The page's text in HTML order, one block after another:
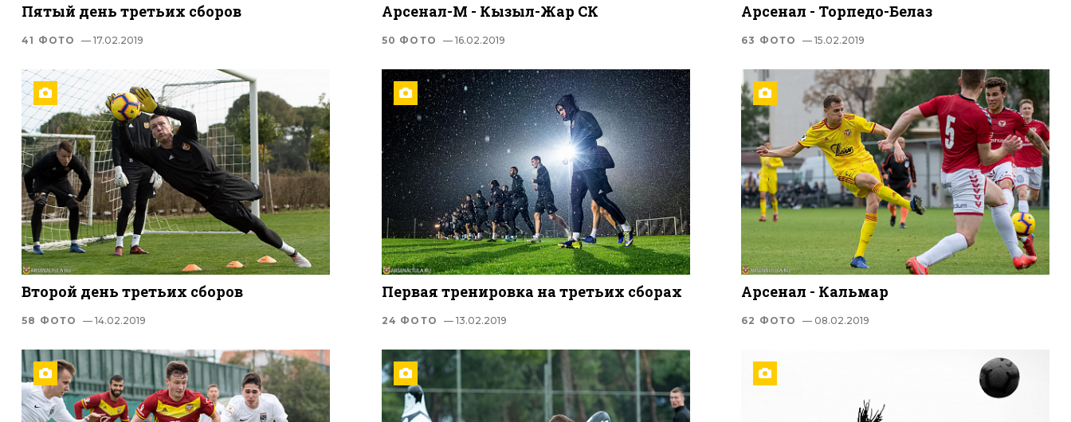
Пятый день третьих сборов
41 ФОТО — 17.02.2019
Арсенал-М - Кызыл-Жар СК
50 ФОТО — 16.02.2019
Арсенал - Торпедо-Белаз
63 ФОТО — 15.02.2019
Второй день третьих сборов
58 ФОТО — 14.02.2019
Первая тренировка на третьих сборах
24 ФОТО — 13.02.2019
Арсенал - Кальмар
62 ФОТО — 08.02.2019